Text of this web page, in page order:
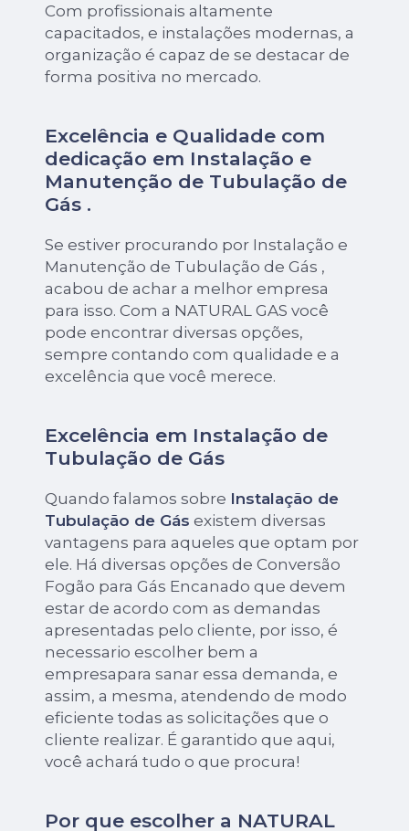
Com profissionais altamente
capacitados, e instalações modernas, a
organização é capaz de se destacar de
forma positiva no mercado.
Excelência e Qualidade com
dedicação em Instalação e
Manutenção de Tubulação de
Gás .
Se estiver procurando por Instalação e
Manutenção de Tubulação de Gás ,
acabou de achar a melhor empresa
para isso. Com a NATURAL GAS você
pode encontrar diversas opções,
sempre contando com qualidade e a
excelência que você merece.
Excelência em Instalação de
Tubulação de Gás
Quando falamos sobre Instalação de
Tubulação de Gás existem diversas
vantagens para aqueles que optam por
ele. Há diversas opções de Conversão
Fogão para Gás Encanado que devem
estar de acordo com as demandas
apresentadas pelo cliente, por isso, é
necessario escolher bem a
empresapara sanar essa demanda, e
assim, a mesma, atendendo de modo
eficiente todas as solicitações que o
cliente realizar. É garantido que aqui,
você achará tudo o que procura!
Por que escolher a NATURAL